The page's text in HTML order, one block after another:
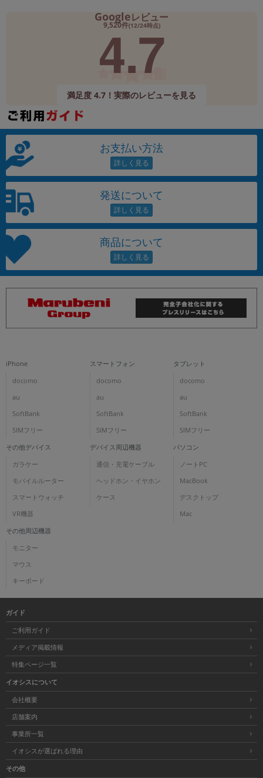
Googleレビュー
9,520件(12/24時点)
4.7
満足度 4.7！実際のレビューを見る
お支払い方法
発送について
商品について
iPhone
docomo
au
SoftBank
SIMフリー
スマートフォン
docomo
au
SoftBank
SIMフリー
タブレット
docomo
au
SoftBank
SIMフリー
その他デバイス
ガラケー
モバイルルーター
スマートウォッチ
VR機器
デバイス周辺機器
通信・充電ケーブル
ヘッドホン・イヤホン
ケース
パソコン
ノートPC
MacBook
デスクトップ
Mac
その他周辺機器
モニター
マウス
キーボード
ガイド
ご利用ガイド
メディア掲載情報
特集ページ一覧
イオシスについて
会社概要
店舗案内
事業所一覧
イオシスが選ばれる理由
その他